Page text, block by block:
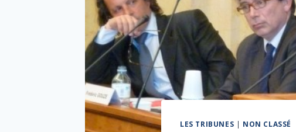
LES TRIBUNES | NON CLASSÉ